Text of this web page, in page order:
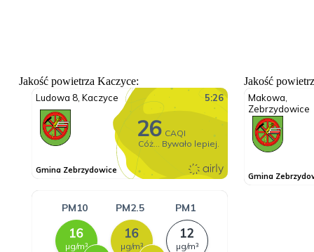
Jakość powietrza Kaczyce: Jakość